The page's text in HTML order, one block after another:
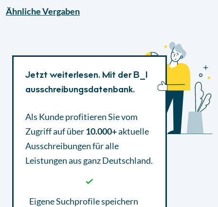
ÄhnlicheVergaben
Jetzt weiterlesen. Mit der B_I
ausschreibungsdatenbank.
Als Kunde profitieren Sie vom
Zugriff auf über10.000+aktuelle
Ausschreibungenfür alle
Leistungen aus ganz Deutschland.
Eigene Suchprofile speichern